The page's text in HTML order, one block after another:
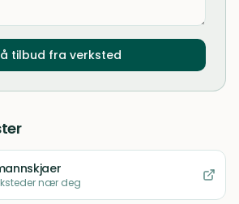
tilbud fra verksted
nær deg